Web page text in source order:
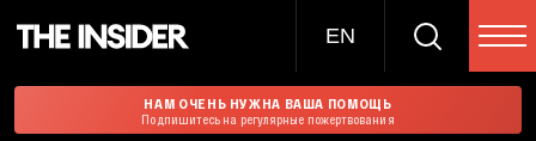
EN
НАМ ОЧЕНЬ НУЖНА ВАША ПОМОЩЬ
Подпишитесь на регулярные пожертвования